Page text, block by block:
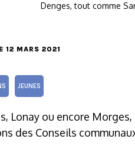
Denges, tout comme
12 MARS 2021
JEUNES
Lonay ou encore
des Conseils